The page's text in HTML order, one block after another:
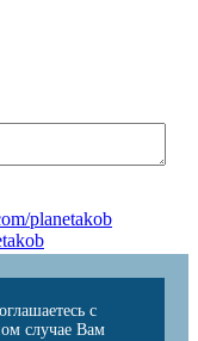
planetakob
с
случае Вам